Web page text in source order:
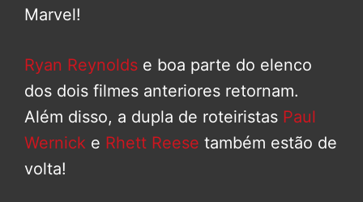
Marvel!
Ryan Reynolds e boa parte do elenco
dos dois filmes anteriores retornam.
Além disso, a dupla de roteiristas Paul
Wernick e Rhett Reese também estão de
volta!